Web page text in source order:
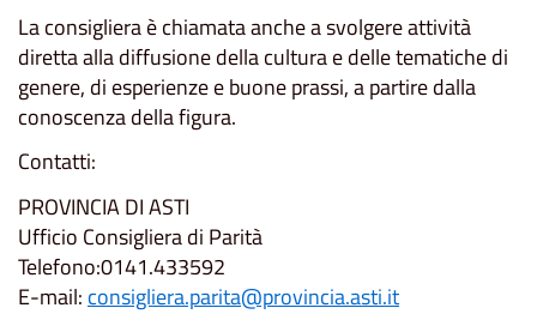
La consigliera è chiamata anche a svolgere attività
diretta alla diffusione della cultura e delle tematiche di
genere, di esperienze e buone prassi, a partire dalla
conoscenza della figura.
Contatti:
PROVINCIA DI ASTI
Ufficio Consigliera di Parità
Telefono:0141.433592
E-mail: consigliera.parita@provincia.asti.it